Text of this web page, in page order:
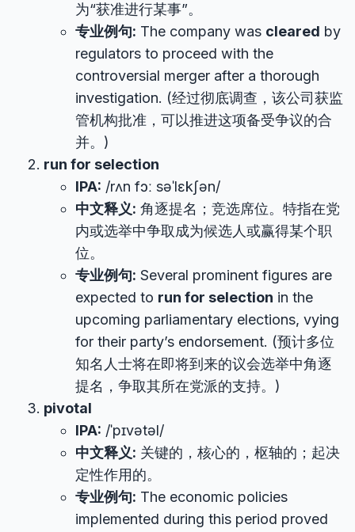
为“获准进行某事”。
专业例句: The company was cleared by
regulators to proceed with the
controversial merger after a thorough
investigation. (经过彻底调查，该公司获监
管机构批准，可以推进这项备受争议的合
并。)
run for selection
IPA: /rʌn fɔː səˈlɛkʃən/
中文释义: 角逐提名；竞选席位。特指在党
内或选举中争取成为候选人或赢得某个职
位。
专业例句: Several prominent figures are
expected to run for selection in the
upcoming parliamentary elections, vying
for their party’s endorsement. (预计多位
知名人士将在即将到来的议会选举中角逐
提名，争取其所在党派的支持。)
pivotal
IPA: /ˈpɪvətəl/
中文释义: 关键的，核心的，枢轴的；起决
定性作用的。
专业例句: The economic policies
implemented during this period proved